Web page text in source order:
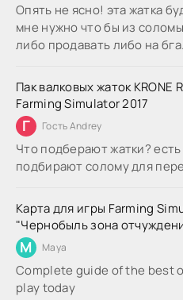
Опять не ясно! эта жатка
мне нужно что бы из
либо продавать либо на
Пак валковых жаток KRONE
Farming Simulator 2017
Г Гость Andrey
Что подберают жатки?
подбирают солому для
Карта для игры Farming
"Чернобыль зона
M Maya
Complete guide of the best
play today